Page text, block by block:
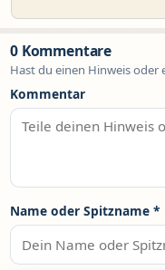
0 Kommentare
Hast du einen Hinweis oder
Kommentar
Name oder Spitzname *